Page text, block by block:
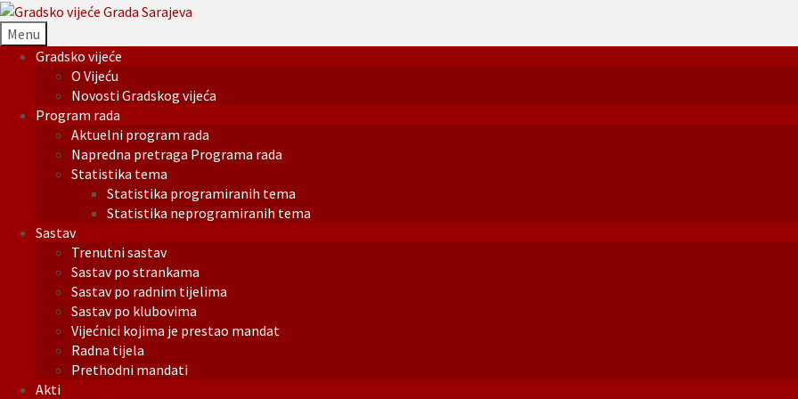
Menu
Gradsko vijeće
O Vijeću
Novosti Gradskog vijeća
Program rada
Aktuelni program rada
Napredna pretraga Programa rada
Statistika tema
Statistika programiranih tema
Statistika neprogramiranih tema
Sastav
Trenutni sastav
Sastav po strankama
Sastav po radnim tijelima
Sastav po klubovima
Vijećnici kojima je prestao mandat
Radna tijela
Prethodni mandati
Akti